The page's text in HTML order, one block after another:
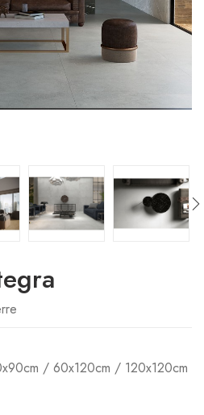
/ 60x120cm / 120x120cm